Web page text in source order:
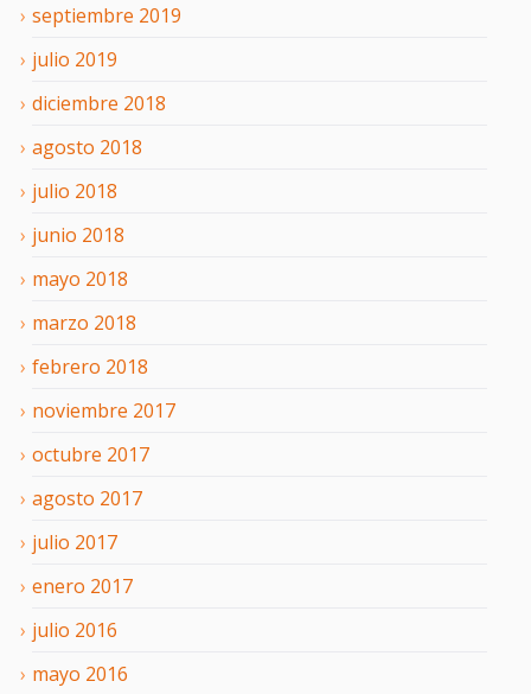
septiembre 2019
julio 2019
diciembre 2018
agosto 2018
julio 2018
junio 2018
mayo 2018
marzo 2018
febrero 2018
noviembre 2017
octubre 2017
agosto 2017
julio 2017
enero 2017
julio 2016
mayo 2016